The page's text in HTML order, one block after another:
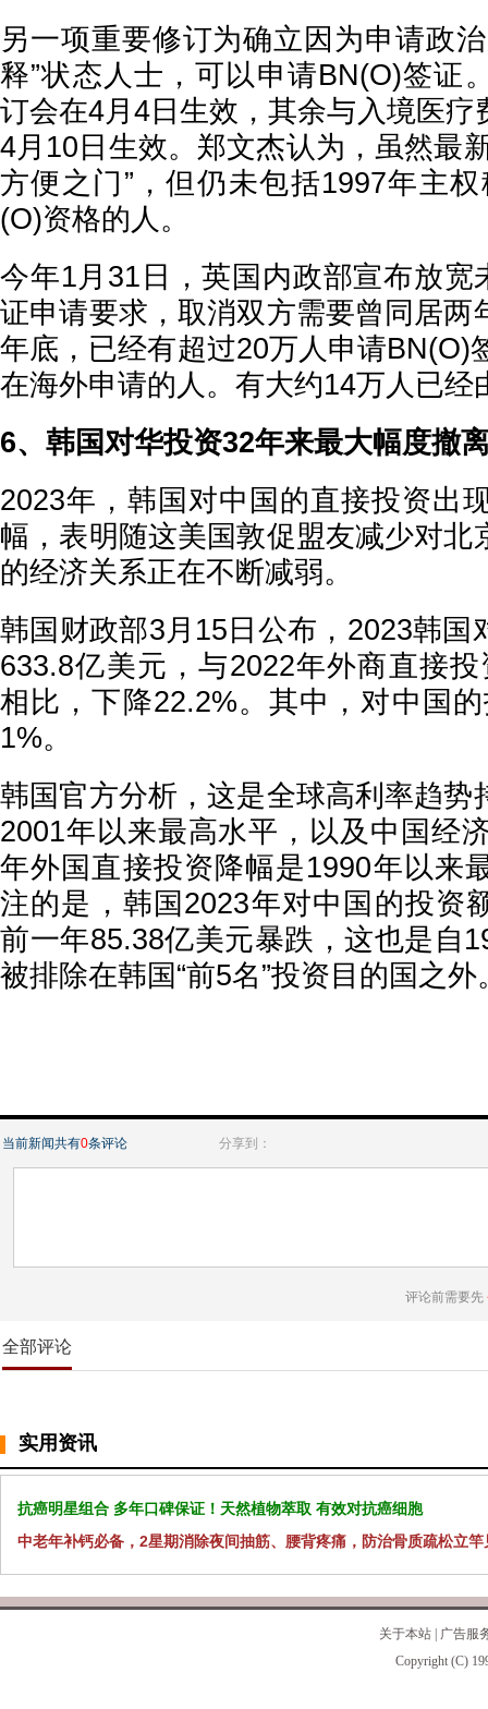
另一项重要修订为确立因为申请政
释”状态人士，可以申请BN(O)签证
订会在4月4日生效，其余与入境医疗
4月10日生效。郑文杰认为，虽然最
方便之门”，但仍未包括1997年主
(O)资格的人。
今年1月31日，英国内政部宣布放宽
证申请要求，取消双方需要曾同居两
年底，已经有超过20万人申请BN(O)
在海外申请的人。有大约14万人已经
6、韩国对华投资32年来最大幅度撤
2023年，韩国对中国的直接投资出
幅，表明随这美国敦促盟友减少对北
的经济关系正在不断减弱。
韩国财政部3月15日公布，2023韩国
633.8亿美元，与2022年外商直接
相比，下降22.2%。其中，对中国
1%。
韩国官方分析，这是全球高利率趋势
2001年以来最高水平，以及中国经
年外国直接投资降幅是1990年以来
注的是，韩国2023年对中国的投资
前一年85.38亿美元暴跌，这也是自
被排除在韩国“前5名”投资目的国之外
当前新闻共有0条评论 分享到：
评论前需要先
全部评论
实用资讯
抗癌明星组合 多年口碑保证！天然植物萃取 有效对抗癌细胞
中老年补钙必备，2星期消除夜间抽筋、腰背疼痛，防治骨质疏松立竿
关于本站
广告服
Copyright (C)